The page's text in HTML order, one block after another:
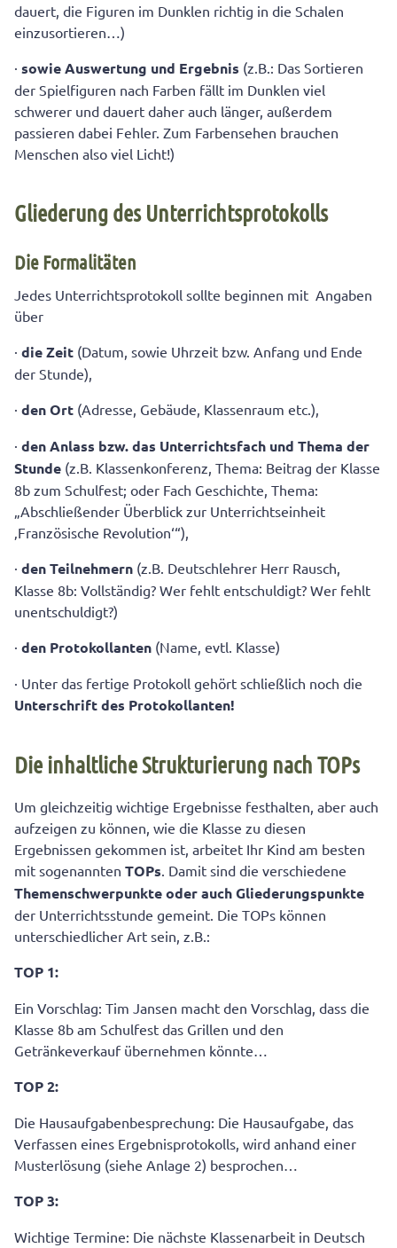
dauert, die Figuren im Dunklen richtig in die Schalen
einzusortieren…)
· sowie Auswertung und Ergebnis (z.B.: Das Sortieren
der Spielfiguren nach Farben fällt im Dunklen viel
schwerer und dauert daher auch länger, außerdem
passieren dabei Fehler. Zum Farbensehen brauchen
Menschen also viel Licht!)
Gliederung des Unterrichtsprotokolls
Die Formalitäten
Jedes Unterrichtsprotokoll sollte beginnen mit Angaben
über
· die Zeit (Datum, sowie Uhrzeit bzw. Anfang und Ende
der Stunde),
· den Ort (Adresse, Gebäude, Klassenraum etc.),
· den Anlass bzw. das Unterrichtsfach und Thema der
Stunde (z.B. Klassenkonferenz, Thema: Beitrag der Klasse
8b zum Schulfest; oder Fach Geschichte, Thema:
„Abschließender Überblick zur Unterrichtseinheit
‚Französische Revolution‘“),
· den Teilnehmern (z.B. Deutschlehrer Herr Rausch,
Klasse 8b: Vollständig? Wer fehlt entschuldigt? Wer fehlt
unentschuldigt?)
· den Protokollanten (Name, evtl. Klasse)
· Unter das fertige Protokoll gehört schließlich noch die
Unterschrift des Protokollanten!
Die inhaltliche Strukturierung nach TOPs
Um gleichzeitig wichtige Ergebnisse festhalten, aber auch
aufzeigen zu können, wie die Klasse zu diesen
Ergebnissen gekommen ist, arbeitet Ihr Kind am besten
mit sogenannten TOPs. Damit sind die verschiedene
Themenschwerpunkte oder auch Gliederungspunkte
der Unterrichtsstunde gemeint. Die TOPs können
unterschiedlicher Art sein, z.B.:
TOP 1:
Ein Vorschlag: Tim Jansen macht den Vorschlag, dass die
Klasse 8b am Schulfest das Grillen und den
Getränkeverkauf übernehmen könnte…
TOP 2:
Die Hausaufgabenbesprechung: Die Hausaufgabe, das
Verfassen eines Ergebnisprotokolls, wird anhand einer
Musterlösung (siehe Anlage 2) besprochen…
TOP 3:
Wichtige Termine: Die nächste Klassenarbeit in Deutsch